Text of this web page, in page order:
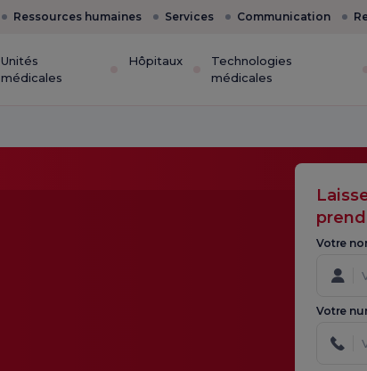
Ressources humaines Services Communication
Unités
médicales
Hôpitaux
Technologies
médicales
Votre
Votre